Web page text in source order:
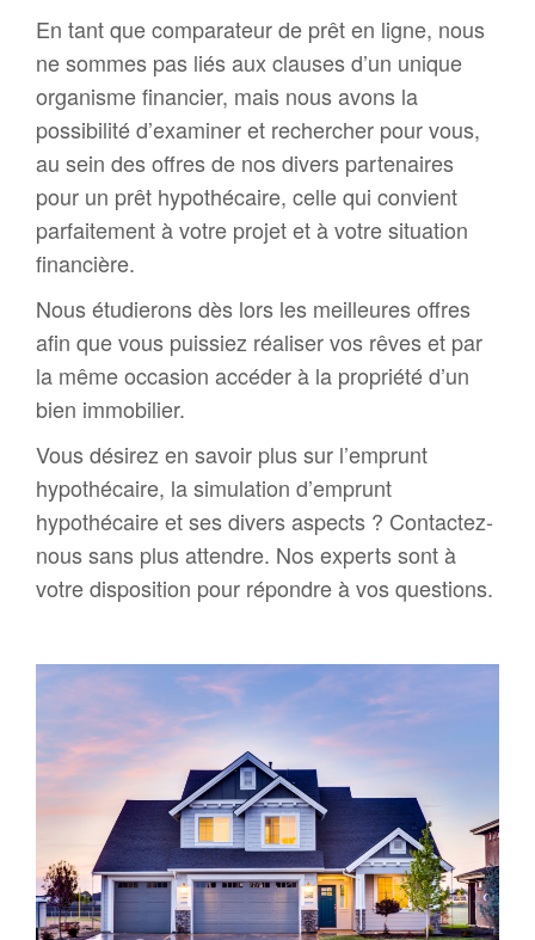
En tant que comparateur de prêt en ligne, nous
ne sommes pas liés aux clauses d’un unique
organisme financier, mais nous avons la
possibilité d’examiner et rechercher pour vous,
au sein des offres de nos divers partenaires
pour un prêt hypothécaire, celle qui convient
parfaitement à votre projet et à votre situation
financière.
Nous étudierons dès lors les meilleures offres
afin que vous puissiez réaliser vos rêves et par
la même occasion accéder à la propriété d’un
bien immobilier.
Vous désirez en savoir plus sur l’emprunt
hypothécaire, la simulation d’emprunt
hypothécaire et ses divers aspects ? Contactez-
nous sans plus attendre. Nos experts sont à
votre disposition pour répondre à vos questions.